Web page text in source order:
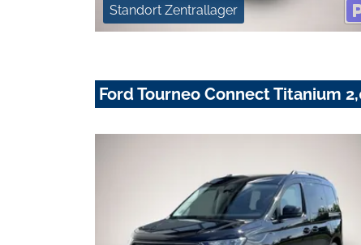
Standort Zentrallager
Ford Tourneo Connect Titanium